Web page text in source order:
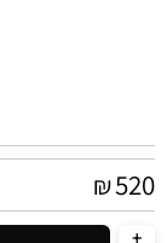
₪520